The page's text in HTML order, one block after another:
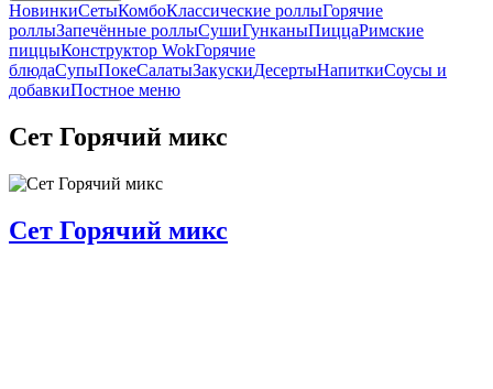
НовинкиСетыКомбоКлассические роллыГорячие
роллыЗапечённые роллыСушиГунканыПиццаРимские
пиццыКонструктор WokГорячие
блюдаСупыПокеСалатыЗакускиДесертыНапиткиСоусы и
добавкиПостное меню
Сет Горячий микс
Сет Горячий микс